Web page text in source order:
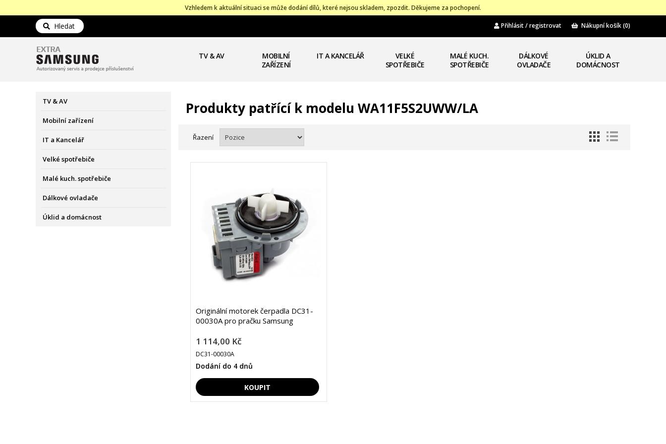
Vzhledem k aktuální situaci se může dodání dílů, které nejsou skladem, zpozdit. Děkujeme za pochopení.
Hledat Přihlásit / registrovat Nákupní košík(0)
TV & AV
MOBILNÍ
ZAŘÍZENÍ
IT A KANCELÁŘ
VELKÉ
SPOTŘEBIČE
MALÉ KUCH.
SPOTŘEBIČE
DÁLKOVÉ
OVLADAČE
ÚKLID A
DOMÁCNOST
TV & AV
Mobilní zařízení
IT a Kancelář
Velké spotřebiče
Malé kuch. spotřebiče
Dálkové ovladače
Úklid a domácnost
Produkty patřící k modelu WA11F5S2UWW/LA
Řazení
Originální motorek čerpadla DC31-
00030A pro pračku Samsung
1 114,00 Kč
DC31-00030A
Dodání do 4 dnů